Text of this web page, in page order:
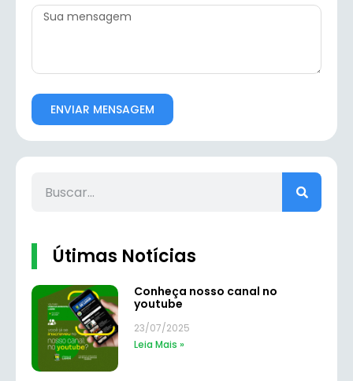
ENVIAR MENSAGEM
Útimas Notícias
Conheça nosso canal no
youtube
23/07/2025
Leia Mais »